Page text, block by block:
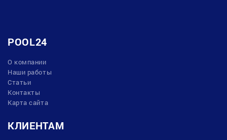
POOL24
О компании
Наши работы
Статьи
Контакты
Карта сайта
КЛИЕНТАМ